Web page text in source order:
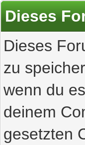
Dieses
Dieses
zu
wenn du
deinem
gesetzten